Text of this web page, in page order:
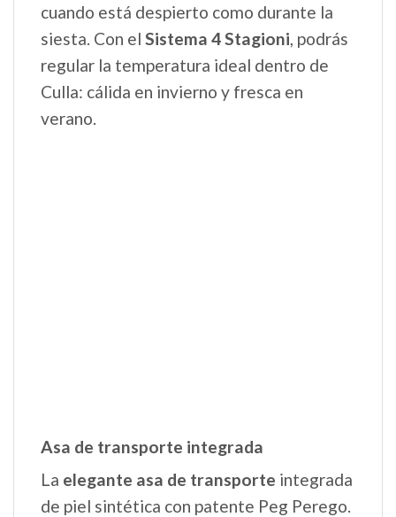
cuando está despierto como durante la
siesta. Con el Sistema 4 Stagioni, podrás
regular la temperatura ideal dentro de
Culla: cálida en invierno y fresca en
verano.
¡Más mimos también en casa!
El capazo se convierte en mecedora con